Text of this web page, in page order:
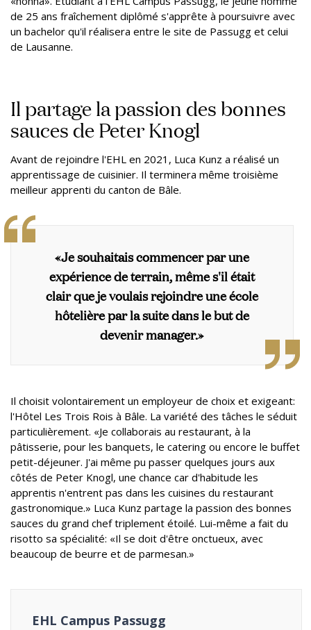
de 25 ans fraîchement diplômé s'apprête à poursuivre avec
un bachelor qu'il réalisera entre le site de Passugg et celui
de Lausanne.
Il partage la passion des bonnes
sauces de Peter Knogl
Avant de rejoindre l'EHL en 2021, Luca Kunz a réalisé un
apprentissage de cuisinier. Il terminera même troisième
meilleur apprenti du canton de Bâle.
«Je souhaitais commencer par une
expérience de terrain, même s'il était
clair que je voulais rejoindre une école
hôtelière par la suite dans le but de
devenir manager.»
Il choisit volontairement un employeur de choix et exigeant:
l'Hôtel Les Trois Rois à Bâle. La variété des tâches le séduit
particulièrement. «Je collaborais au restaurant, à la
pâtisserie, pour les banquets, le catering ou encore le buffet
petit-déjeuner. J'ai même pu passer quelques jours aux
côtés de Peter Knogl, une chance car d'habitude les
apprentis n'entrent pas dans les cuisines du restaurant
gastronomique.» Luca Kunz partage la passion des bonnes
sauces du grand chef triplement étoilé. Lui-même a fait du
risotto sa spécialité: «Il se doit d'être onctueux, avec
beaucoup de beurre et de parmesan.»
EHL Campus Passugg